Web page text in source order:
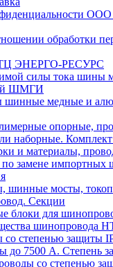
обработки
ЭНЕРГО-РЕСУРС
силы тока шины
ШМГИ
шинные медные и
опорные,
наборные. Комплект
и материалы,
по замене импортных
шинные мосты,
Секции
блоки для
шинопровода
степенью защиты
до 7500 А. Степень
со степенью